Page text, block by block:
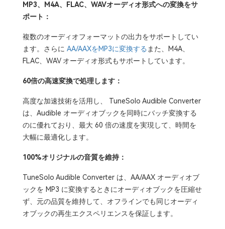
MP3、M4A、FLAC、WAVオーディオ形式への変換をサ
ポート：
複数のオーディオフォーマットの出力をサポートしてい
ます。さらに AA/AAXをMP3に変換する また、M4A、
FLAC、WAV オーディオ形式もサポートしています。
60倍の高速変換で処理します：
高度な加速技術を活用し、 TuneSolo Audible Converter
は、Audible オーディオブックを同時にバッチ変換する
のに優れており、最大 60 倍の速度を実現して、時間を
大幅に最適化します。
100%オリジナルの音質を維持：
TuneSolo Audible Converter は、AA/AAX オーディオブ
ックを MP3 に変換するときにオーディオブックを圧縮せ
ず、元の品質を維持して、オフラインでも同じオーディ
オブックの再生エクスペリエンスを保証します。